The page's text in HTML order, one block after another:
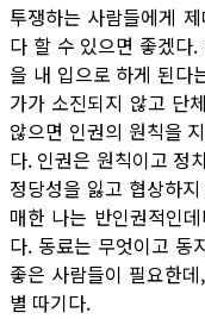
투쟁하는 사람들에게
다 할 수 있으면 좋겠다
을 내 입으로 하게 된다
가가 소진되지 않고 단
않으면 인권의 원칙을
다. 인권은 원칙이고 정
정당성을 잃고 협상하
매한 나는 반인권적인
다. 동료는 무엇이고 동
좋은 사람들이 필요한
별 따기다.